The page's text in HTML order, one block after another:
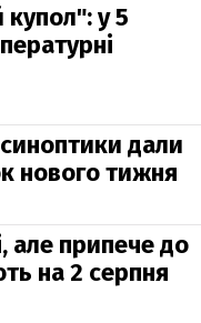
у 5
дали
нового тижня
але припече до
на 2 серпня